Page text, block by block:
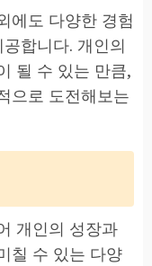
에도 다양한 경험
합니다. 개인의
될 수 있는 만큼,
으로 도전해보는
개인의 성장과
칠 수 있는 다양